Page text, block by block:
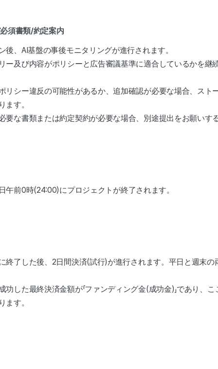
須書類/約定案内
後、AI基盤の事後モニタリングが進行されます。
ー及び内容がポリシーと広告審議基準に適合しているかを継
リシー違反の可能性があるか、追加確認が必要な場合、スト
ます。
要な書類または約定契約が必要な場合、別途提出をお願いす
午前0時(24:00)にプロジェクトが終了されます。
終了した後、2日間決済(試行)が進行されます。平日と週末の
功した最終決済金額が「ファンディング金(成功金)」であり、
ます。